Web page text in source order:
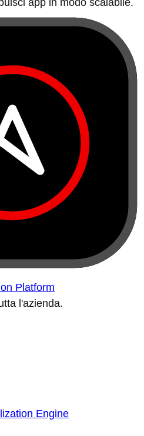
app in modo scalabile.
Platform
l'azienda.
Engine